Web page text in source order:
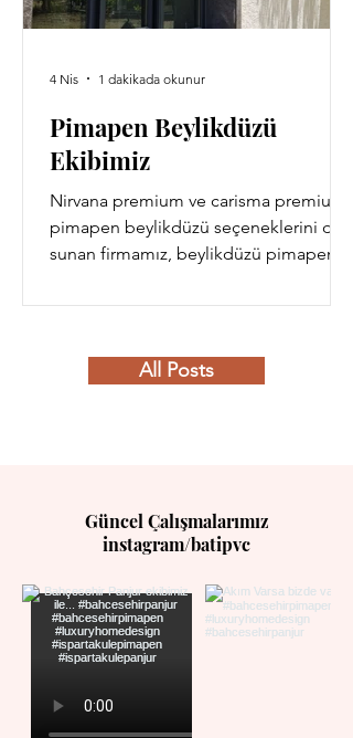
Pimapen Beylikdüzü
Ekibimiz
Nirvana premium ve carisma premium
pimapen beylikdüzü seçeneklerini de
sunan firmamız, beylikdüzü pimapen
4 Nis 1 dakikada okunur
All Posts
Güncel Çalışmalarımız
instagram/batipvc